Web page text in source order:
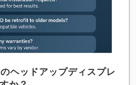
ヘッドアップディスプレ